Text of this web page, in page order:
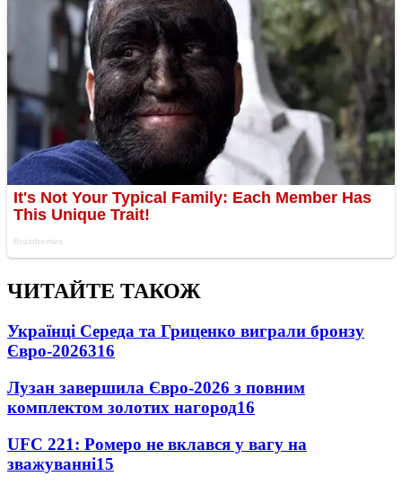
ЧИТАЙТЕ ТАКОЖ
Українці Середа та Гриценко виграли бронзу
Євро-2026316
Лузан завершила Євро-2026 з повним
комплектом золотих нагород16
UFC 221: Ромеро не вклався у вагу на
зважуванні15